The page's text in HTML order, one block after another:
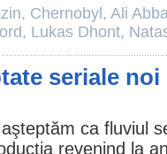
, Chernobyl , Ali
, Lukas Dhont,
seriale noi
ca fluviul
revenind la